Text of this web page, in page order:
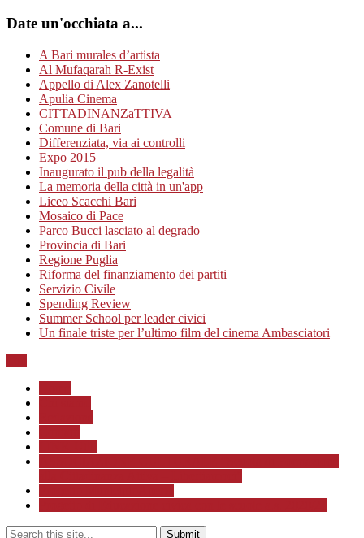
Date un'occhiata a...
A Bari murales d’artista
Al Mufaqarah R-Exist
Appello di Alex Zanotelli
Apulia Cinema
CITTADINANZaTTIVA
Comune di Bari
Differenziata, via ai controlli
Expo 2015
Inaugurato il pub della legalità
La memoria della città in un'app
Liceo Scacchi Bari
Mosaico di Pace
Parco Bucci lasciato al degrado
Provincia di Bari
Regione Puglia
Riforma del finanziamento dei partiti
Servizio Civile
Spending Review
Summer School per leader civici
Un finale triste per l’ultimo film del cinema Ambasciatori